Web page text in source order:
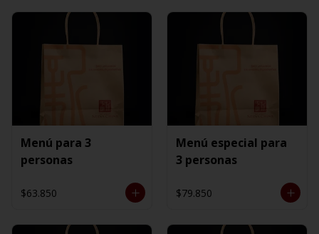
Menú para 3
personas
$63.850
Menú especial para
3 personas
$79.850